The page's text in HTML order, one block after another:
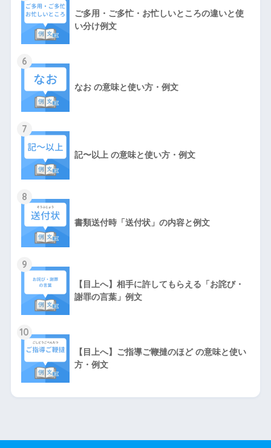
ご多用・ご多忙・お忙しいところの違いと使
い分け例文
6
なお の意味と使い方・例文
7
記〜以上 の意味と使い方・例文
8
書類送付時「送付状」の内容と例文
9
【目上へ】相手に許してもらえる「お詫び・
謝罪の言葉」例文
10
【目上へ】ご指導ご鞭撻のほど の意味と使い
方・例文